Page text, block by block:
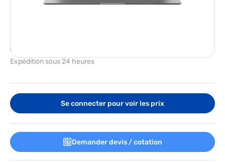
SKU (code article) :GB6EENP764KG1
Expédition sous 24 heures
Se connecter pour voir les prix
Demander devis / cotation